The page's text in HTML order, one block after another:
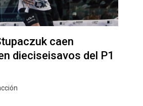
caen
dieciseisavos del P1